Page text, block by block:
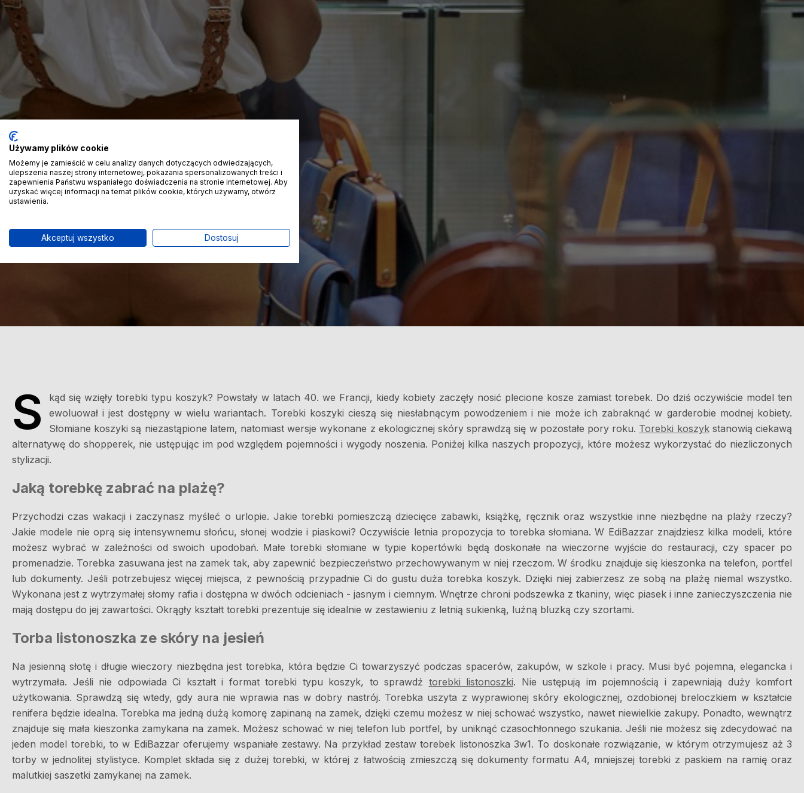
S
kąd się wzięły torebki typu koszyk? Powstały w latach 40. we Francji, kiedy kobiety zaczęły nosić plecione kosze zamiast torebek. Do dziś oczywiście model ten
ewoluował i jest dostępny w wielu wariantach. Torebki koszyki cieszą się niesłabnącym powodzeniem i nie może ich zabraknąć w garderobie modnej kobiety.
Słomiane koszyki są niezastąpione latem, natomiast wersje wykonane z ekologicznej skóry sprawdzą się w pozostałe pory roku. Torebki koszykstanowią ciekawą
alternatywę do shopperek, nie ustępując im pod względem pojemności i wygody noszenia. Poniżej kilka naszych propozycji, które możesz wykorzystać do niezliczonych
stylizacji.
Jaką torebkę zabrać na plażę?
Przychodzi czas wakacji i zaczynasz myśleć o urlopie. Jakie torebki pomieszczą dziecięce zabawki, książkę, ręcznik oraz wszystkie inne niezbędne na plaży rzeczy?
Jakie modele nie oprą się intensywnemu słońcu, słonej wodzie i piaskowi? Oczywiście letnia propozycja to torebka słomiana. W EdiBazzar znajdziesz kilka modeli, które
możesz wybrać w zależności od swoich upodobań. Małe torebki słomiane w typie kopertówki będą doskonałe na wieczorne wyjście do restauracji, czy spacer po
promenadzie. Torebka zasuwana jest na zamek tak, aby zapewnić bezpieczeństwo przechowywanym w niej rzeczom. W środku znajduje się kieszonka na telefon, portfel
lub dokumenty. Jeśli potrzebujesz więcej miejsca, z pewnością przypadnie Ci do gustu duża torebka koszyk. Dzięki niej zabierzesz ze sobą na plażę niemal wszystko.
Wykonana jest z wytrzymałej słomy rafia i dostępna w dwóch odcieniach - jasnym i ciemnym. Wnętrze chroni podszewka z tkaniny, więc piasek i inne zanieczyszczenia nie
mają dostępu do jej zawartości. Okrągły kształt torebki prezentuje się idealnie w zestawieniu z letnią sukienką, luźną bluzką czy szortami.
Torba listonoszka ze skóry na jesień
Na jesienną słotę i długie wieczory niezbędna jest torebka, która będzie Ci towarzyszyć podczas spacerów, zakupów, w szkole i pracy. Musi być pojemna, elegancka i
wytrzymała. Jeśli nie odpowiada Ci kształt i format torebki typu koszyk, to sprawdź torebki listonoszki. Nie ustępują im pojemnością i zapewniają duży komfort
użytkowania. Sprawdzą się wtedy, gdy aura nie wprawia nas w dobry nastrój. Torebka uszyta z wyprawionej skóry ekologicznej, ozdobionej breloczkiem w kształcie
renifera będzie idealna. Torebka ma jedną dużą komorę zapinaną na zamek, dzięki czemu możesz w niej schować wszystko, nawet niewielkie zakupy. Ponadto, wewnątrz
znajduje się mała kieszonka zamykana na zamek. Możesz schować w niej telefon lub portfel, by uniknąć czasochłonnego szukania. Jeśli nie możesz się zdecydować na
jeden model torebki, to w EdiBazzar oferujemy wspaniałe zestawy. Na przykład zestaw torebek listonoszka 3w1. To doskonałe rozwiązanie, w którym otrzymujesz aż 3
torby w jednolitej stylistyce. Komplet składa się z dużej torebki, w której z łatwością zmieszczą się dokumenty formatu A4, mniejszej torebki z paskiem na ramię oraz
malutkiej saszetki zamykanej na zamek.
Używamy plików cookie
Możemy je zamieścić w celu analizy danych dotyczących odwiedzających,
ulepszenia naszej strony internetowej, pokazania spersonalizowanych treści i
zapewnienia Państwu wspaniałego doświadczenia na stronie internetowej. Aby
uzyskać więcej informacji na temat plików cookie, których używamy, otwórz
ustawienia.
Akceptuj wszystko Dostosuj